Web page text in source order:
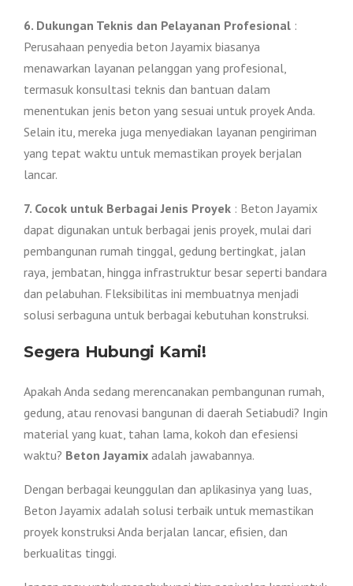
6. Dukungan Teknis dan Pelayanan Profesional :
Perusahaan penyedia beton Jayamix biasanya
menawarkan layanan pelanggan yang profesional,
termasuk konsultasi teknis dan bantuan dalam
menentukan jenis beton yang sesuai untuk proyek Anda.
Selain itu, mereka juga menyediakan layanan pengiriman
yang tepat waktu untuk memastikan proyek berjalan
lancar.
7. Cocok untuk Berbagai Jenis Proyek : Beton Jayamix
dapat digunakan untuk berbagai jenis proyek, mulai dari
pembangunan rumah tinggal, gedung bertingkat, jalan
raya, jembatan, hingga infrastruktur besar seperti bandara
dan pelabuhan. Fleksibilitas ini membuatnya menjadi
solusi serbaguna untuk berbagai kebutuhan konstruksi.
Segera Hubungi Kami!
Apakah Anda sedang merencanakan pembangunan rumah,
gedung, atau renovasi bangunan di daerah Setiabudi? Ingin
material yang kuat, tahan lama, kokoh dan efesiensi
waktu? Beton Jayamix adalah jawabannya.
Dengan berbagai keunggulan dan aplikasinya yang luas,
Beton Jayamix adalah solusi terbaik untuk memastikan
proyek konstruksi Anda berjalan lancar, efisien, dan
berkualitas tinggi.